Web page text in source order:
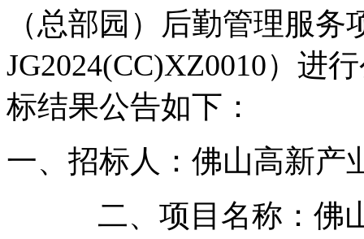
（总部园）后勤管理服
JG2024(CC)XZ0010）进
标结果公告如下：
一、招标人：佛山高新产
二、项目名称：佛